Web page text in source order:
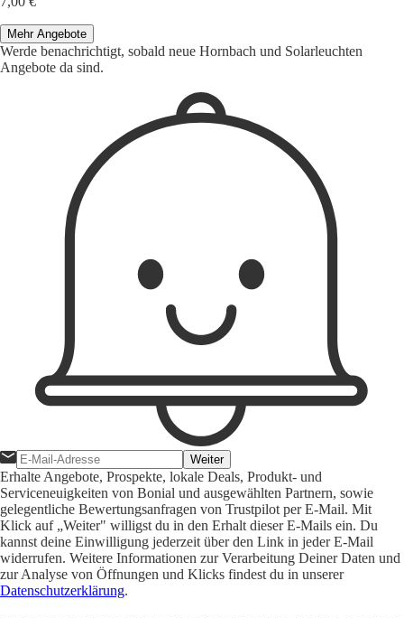
Mehr Angebote
Werde benachrichtigt, sobald neue Hornbach und Solarleuchten
Angebote da sind.
Weiter
Erhalte Angebote, Prospekte, lokale Deals, Produkt- und
Serviceneuigkeiten von Bonial und ausgewählten Partnern, sowie
gelegentliche Bewertungsanfragen von Trustpilot per E-Mail. Mit
Klick auf „Weiter" willigst du in den Erhalt dieser E-Mails ein. Du
kannst deine Einwilligung jederzeit über den Link in jeder E-Mail
widerrufen. Weitere Informationen zur Verarbeitung Deiner Daten und
zur Analyse von Öffnungen und Klicks findest du in unserer
Datenschutzerklärung.